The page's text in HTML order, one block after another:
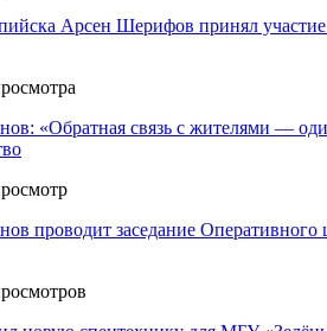
Арсен Шерифов принял
«Обратная связь с жителями —
проводит заседание Оперативного